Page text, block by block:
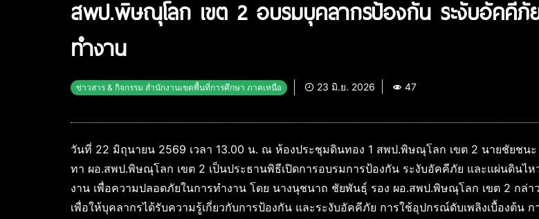
สพป.พิษณุโลก เขต 2 อบรมบุคลากรป้องกัน ระงับอัคคีภั
ทำงาน
ข่าวสาร & กิจกรรม สำนักงานเขตพื้นที่การศึกษา ภาคเหนือ 23 มิ.ย. 2026 47
วันที่ 22 มิถุนายน 2569 เวลา 13.00 น. ณ ห้องประชุมดินทอง 1 สพป.พิษณุโลก เขต 2 นายชัยชนะ
ทา ผอ.สพป.พิษณุโลก เขต 2 เป็นประธานพิธีเปิดการอบรมการป้องกัน ระงับอัคคีภัย และแผ่นดินไห
งาน เพื่อความปลอดภัยในการทำงาน โดย นางนุชนาถ ชัยพันธุ์ รอง ผอ.สพป.พิษณุโลก เขต 2 กล่า
เพื่อให้บุคลากรได้รับความรู้เกี่ยวกับการป้องกัน และระงับอัคคีภัย การใช้อุปกรณ์ดับเพลิงเบื้องต้น ก